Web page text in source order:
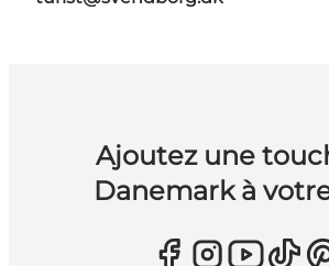
Ajoutez une
Danemark à